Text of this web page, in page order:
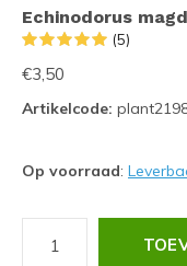
Echinodorus
(5)
€3,50
Artikelcode:
Op voorraad: